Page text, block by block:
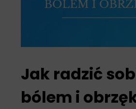
Jak radzić
bólem i